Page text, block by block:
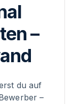
–
du auf
–